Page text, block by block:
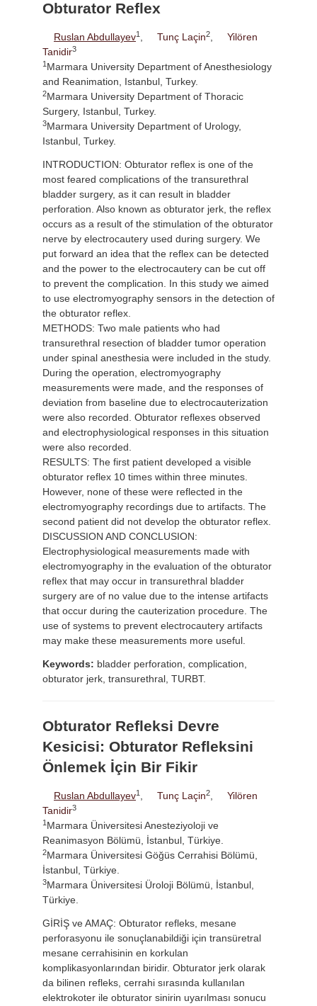
Obturator Reflex
Ruslan Abdullayev1 Tunç Laçin2
Yilören
Tanidir3
1 Marmara University Department of Anesthesiology
and Reanimation, Istanbul, Turkey.
2Marmara University Department of Thoracic
Surgery, Istanbul, Turkey.
3Marmara University Department of Urology,
Istanbul, Turkey.
INTRODUCTION: Obturator reflex is one of the
most feared complications of the transurethral
bladder surgery, as it can result in bladder
perforation. Also known as obturator jerk, the reflex
occurs as a result of the stimulation of the obturator
nerve by electrocautery used during surgery. We
put forward an idea that the reflex can be detected
and the power to the electrocautery can be cut off
to prevent the complication. In this study we aimed
to use electromyography sensors in the detection of
the obturator reflex.
METHODS: Two male patients who had
transurethral resection of bladder tumor operation
under spinal anesthesia were included in the study.
During the operation, electromyography
measurements were made, and the responses of
deviation from baseline due to electrocauterization
were also recorded. Obturator reflexes observed
and electrophysiological responses in this situation
were also recorded.
RESULTS: The first patient developed a visible
obturator reflex 10 times within three minutes.
However, none of these were reflected in the
electromyography recordings due to artifacts. The
second patient did not develop the obturator reflex.
DISCUSSION AND CONCLUSION:
Electrophysiological measurements made with
electromyography in the evaluation of the obturator
reflex that may occur in transurethral bladder
surgery are of no value due to the intense artifacts
that occur during the cauterization procedure. The
use of systems to prevent electrocautery artifacts
may make these measurements more useful.
Keywords: bladder perforation, complication,
obturator jerk, transurethral, TURBT.
Obturator Refleksi Devre
Kesicisi: Obturator Refleksini
Önlemek İçin Bir Fikir
Ruslan Abdullayev1 Tunç Laçin2
Yilören
Tanidir3
1 Marmara Üniversitesi Anesteziyoloji ve
Reanimasyon Bölümü, İstanbul, Türkiye.
2Marmara Üniversitesi Göğüs Cerrahisi Bölümü,
İstanbul, Türkiye.
3Marmara Üniversitesi Üroloji Bölümü, İstanbul,
Türkiye.
GİRİŞ ve AMAÇ: Obturator refleks, mesane
perforasyonu ile sonuçlanabildiği için transüretral
mesane cerrahisinin en korkulan
komplikasyonlarından biridir. Obturator jerk olarak
da bilinen refleks, cerrahi sırasında kullanılan
elektrokoter ile obturator sinirin uyarılması sonucu